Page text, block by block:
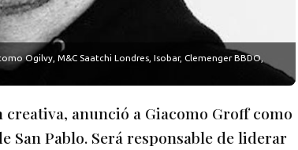
Ogilvy, M&C Saatchi Londres, Isobar, Clemenger BBDO,
anunció a Giacomo Groff como
San Pablo. Será responsable de liderar